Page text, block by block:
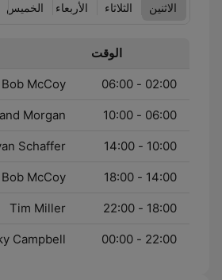
الاثنين الثلاثاء الأربعاء الخميس
الوقت
02:00 - 06:00
McCoy
06:00 - 10:00
Morgan
10:00 - 14:00
Schaffer
14:00 - 18:00
McCoy
18:00 - 22:00
Tim Miller
22:00 - 00:00
Campbell